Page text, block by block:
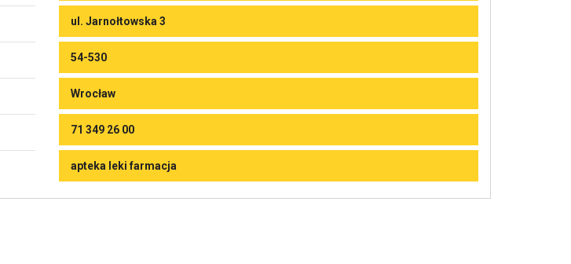
ul. Jarnołtowska 3
54-530
Wrocław
71 349 26 00
apteka leki farmacja